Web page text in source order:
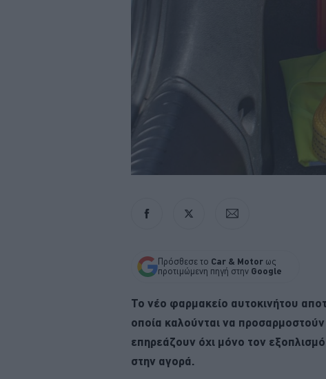
Πρόσθεσε το Car & Motor ως
προτιμώμενη πηγή στην Google
Το νέο φαρμακείο αυτοκινήτου
οποία καλούνται να προσαρμοστούν
επηρεάζουν όχι μόνο τον
στην αγορά.